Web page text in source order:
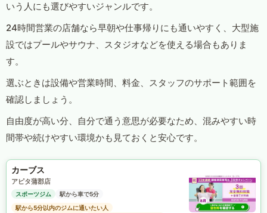
いう人にも選びやすいジャンルです。
24時間営業の店舗なら早朝や仕事帰りにも通いやすく、大型施
設ではプールやサウナ、スタジオなどを使える場合もありま
す。
選ぶときは設備や営業時間、料金、スタッフのサポート範囲を
確認しましょう。
自由度が高い分、自分で通う意思が必要なため、混みやすい時
間帯や続けやすい環境かも見ておくと安心です。
カーブス
アピタ蒲郡店
スポーツジム
駅から車で5分
駅から5分以内のジムに通いたい人